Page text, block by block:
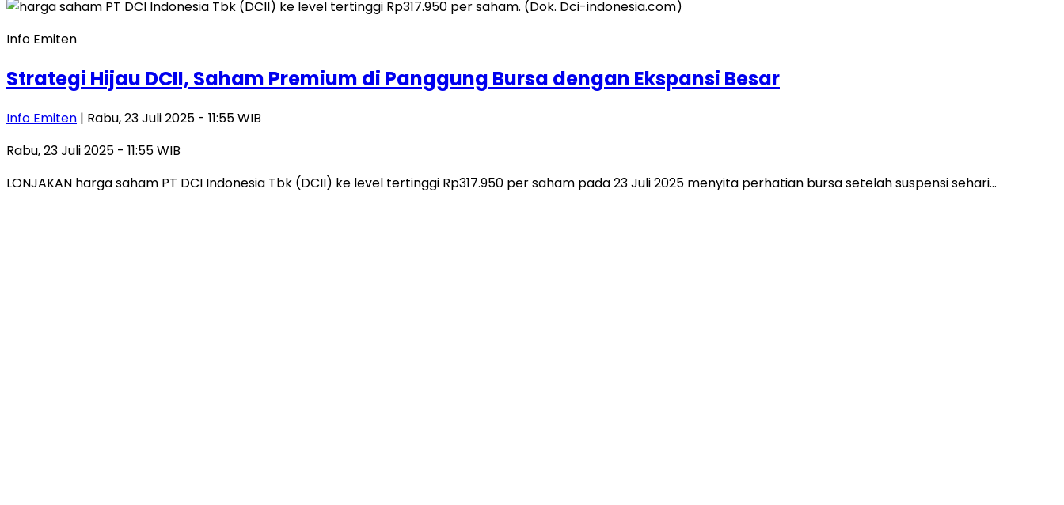
Info Emiten
Strategi Hijau DCII, Saham Premium di Panggung Bursa dengan Ekspansi Besar
Info Emiten | Rabu, 23 Juli 2025 - 11:55 WIB
Rabu, 23 Juli 2025 - 11:55 WIB
LONJAKAN harga saham PT DCI Indonesia Tbk (DCII) ke level tertinggi Rp317.950 per saham pada 23 Juli 2025 menyita perhatian bursa setelah suspensi sehari…